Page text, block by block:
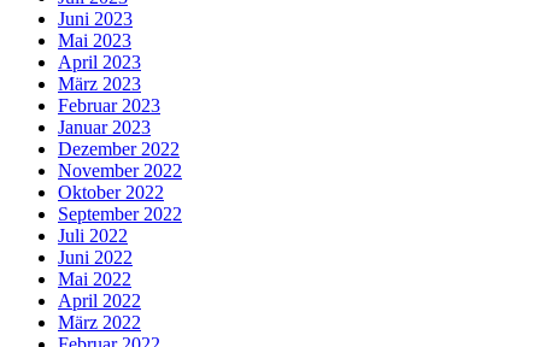
Juni 2023
Mai 2023
April 2023
März 2023
Februar 2023
Januar 2023
Dezember 2022
November 2022
Oktober 2022
September 2022
Juli 2022
Juni 2022
Mai 2022
April 2022
März 2022